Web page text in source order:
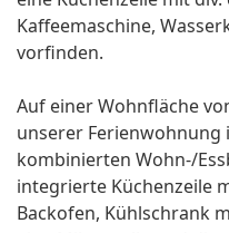
Kaffeemaschine,
vorfinden.
Auf einer Wohnfläche
unserer Ferienwohnung
kombinierten Wohn-/
integrierte Küchenzeile
Backofen, Kühlschrank